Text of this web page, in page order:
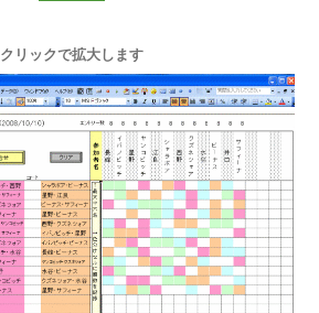
クリックで拡大します